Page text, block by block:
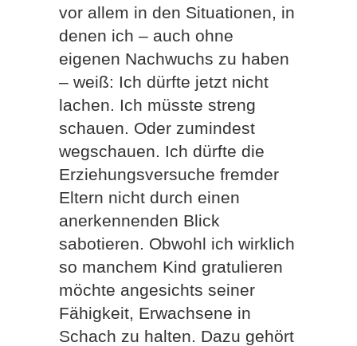
vor allem in den Situationen, in
denen ich – auch ohne
eigenen Nachwuchs zu haben
– weiß: Ich dürfte jetzt nicht
lachen. Ich müsste streng
schauen. Oder zumindest
wegschauen. Ich dürfte die
Erziehungsversuche fremder
Eltern nicht durch einen
anerkennenden Blick
sabotieren. Obwohl ich wirklich
so manchem Kind gratulieren
möchte angesichts seiner
Fähigkeit, Erwachsene in
Schach zu halten. Dazu gehört